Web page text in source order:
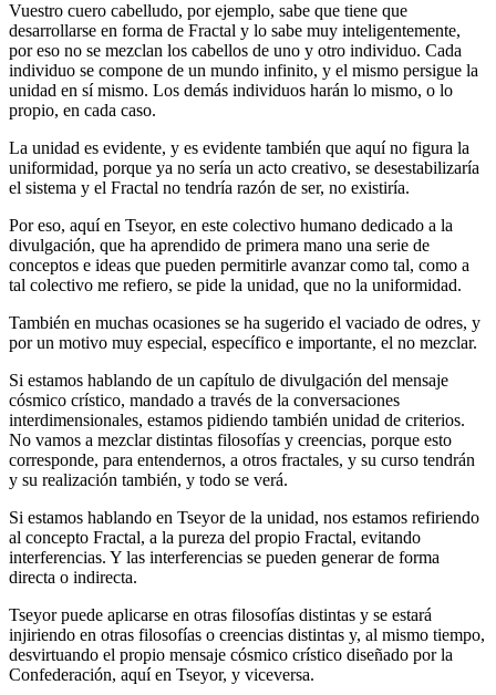
Vuestro cuero cabelludo, por ejemplo, sabe que tiene que
desarrollarse en forma de Fractal y lo sabe muy inteligentemente,
por eso no se mezclan los cabellos de uno y otro individuo. Cada
individuo se compone de un mundo infinito, y el mismo persigue la
unidad en sí mismo. Los demás individuos harán lo mismo, o lo
propio, en cada caso.
La unidad es evidente, y es evidente también que aquí no figura la
uniformidad, porque ya no sería un acto creativo, se desestabilizaría
el sistema y el Fractal no tendría razón de ser, no existiría.
Por eso, aquí en Tseyor, en este colectivo humano dedicado a la
divulgación, que ha aprendido de primera mano una serie de
conceptos e ideas que pueden permitirle avanzar como tal, como a
tal colectivo me refiero, se pide la unidad, que no la uniformidad.
También en muchas ocasiones se ha sugerido el vaciado de odres, y
por un motivo muy especial, específico e importante, el no mezclar.
Si estamos hablando de un capítulo de divulgación del mensaje
cósmico crístico, mandado a través de la conversaciones
interdimensionales, estamos pidiendo también unidad de criterios.
No vamos a mezclar distintas filosofías y creencias, porque esto
corresponde, para entendernos, a otros fractales, y su curso tendrán
y su realización también, y todo se verá.
Si estamos hablando en Tseyor de la unidad, nos estamos refiriendo
al concepto Fractal, a la pureza del propio Fractal, evitando
interferencias. Y las interferencias se pueden generar de forma
directa o indirecta.
Tseyor puede aplicarse en otras filosofías distintas y se estará
injiriendo en otras filosofías o creencias distintas y, al mismo tiempo,
desvirtuando el propio mensaje cósmico crístico diseñado por la
Confederación, aquí en Tseyor, y viceversa.